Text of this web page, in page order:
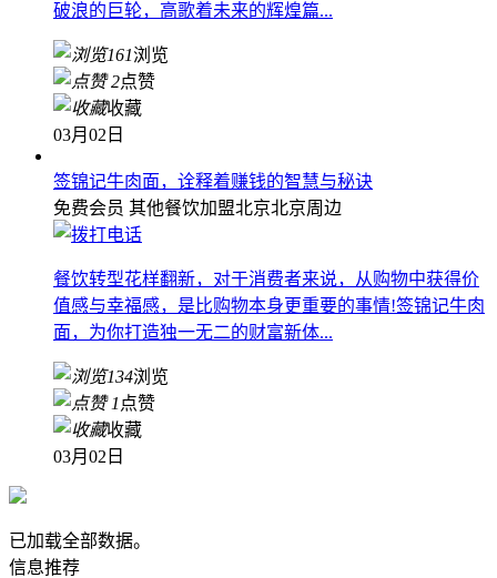
破浪的巨轮，高歌着未来的辉煌篇...
161浏览
2点赞
收藏
03月02日
签锦记牛肉面，诠释着赚钱的智慧与秘诀
免费会员 其他餐饮加盟北京北京周边
餐饮转型花样翻新，对于消费者来说，从购物中获得价
值感与幸福感，是比购物本身更重要的事情!签锦记牛肉
面，为你打造独一无二的财富新体...
134浏览
1 点赞
收藏
03月02日
已加载全部数据。
信息推荐